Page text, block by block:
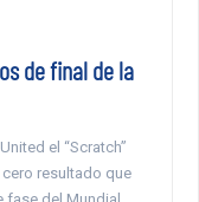
de final de la
el “Scratch”
resultado que